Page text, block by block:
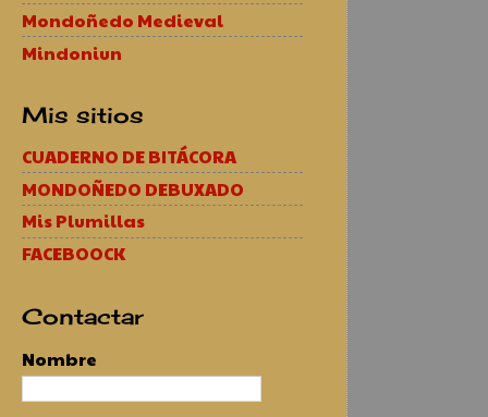
Mondoñedo Medieval
Mindoniun
Mis sitios
CUADERNO DE BITÁCORA
MONDOÑEDO DEBUXADO
Mis Plumillas
FACEBOOCK
Contactar
Nombre